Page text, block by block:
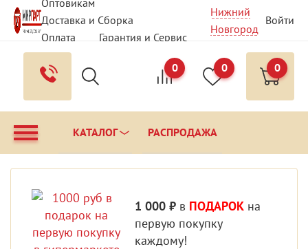
Оптовикам
Доставка и Сборка
Оплата
Гарантия и Сервис
Вопрос - Ответ
Контакты
Нижний
Новгород
Войти
0 0 0
КАТАЛОГ РАСПРОДАЖА
1 000 ₽ в ПОДАРОК на
первую покупку
каждому!